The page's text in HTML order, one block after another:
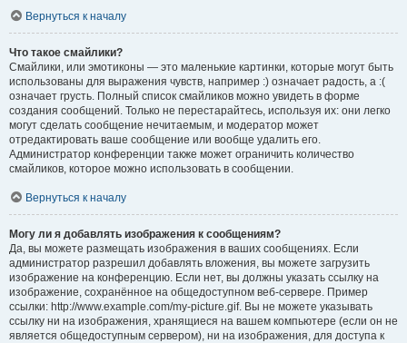
Вернуться к началу
Что такое смайлики?
Смайлики, или эмотиконы — это маленькие картинки, которые могут быть
использованы для выражения чувств, например :) означает радость, а :(
означает грусть. Полный список смайликов можно увидеть в форме
создания сообщений. Только не перестарайтесь, используя их: они легко
могут сделать сообщение нечитаемым, и модератор может
отредактировать ваше сообщение или вообще удалить его.
Администратор конференции также может ограничить количество
смайликов, которое можно использовать в сообщении.
Вернуться к началу
Могу ли я добавлять изображения к сообщениям?
Да, вы можете размещать изображения в ваших сообщениях. Если
администратор разрешил добавлять вложения, вы можете загрузить
изображение на конференцию. Если нет, вы должны указать ссылку на
изображение, сохранённое на общедоступном веб-сервере. Пример
ссылки: http://www.example.com/my-picture.gif. Вы не можете указывать
ссылку ни на изображения, хранящиеся на вашем компьютере (если он не
является общедоступным сервером), ни на изображения, для доступа к